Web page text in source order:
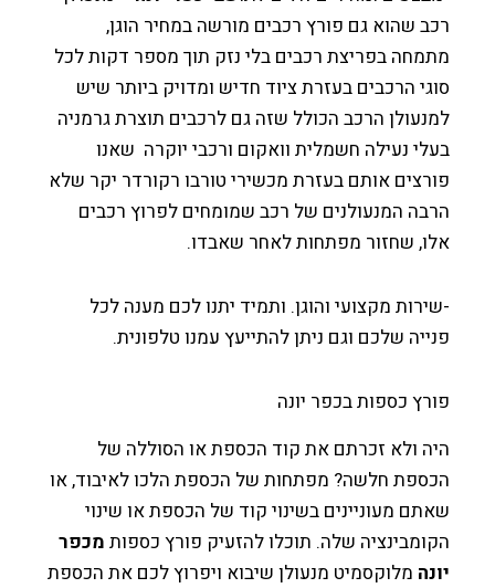
שהוא גם פורץ רכבים מורשה במחיר הוגן,
בפריצת רכבים בלי נזק תוך מספר דקות לכל
הרכבים בעזרת ציוד חדיש ומדויק ביותר שיש
הרכב הכולל שזה גם לרכבים תוצרת גרמניה
נעילה חשמלית וואקום ורכבי יוקרה שאנו
אותם בעזרת מכשירי טורבו רקורדר יקר שלא
המנעולנים של רכב שמומחים לפרוץ רכבים
שחזור מפתחות לאחר שאבדו.
מקצועי והוגן. ותמיד יתנו לכם מענה לכל
שלכם וגם ניתן להתייעץ עמנו טלפונית.
כספות בכפר יונה
ולא זכרתם את קוד הכספת או הסוללה של
חלשה? מפתחות של הכספת הלכו לאיבוד, או
מעוניינים בשינוי קוד של הכספת או שינוי
שלה. תוכלו להזעיק פורץ כספותמכפר
מלוקסמיט מנעולן שיבוא ויפרוץ לכם את הכספת